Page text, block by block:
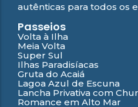
autênticas para todos os
Passeios
Volta à Ilha
Meia Volta
Super Sul
Ilhas Paradisíacas
Gruta do Acaiá
Lagoa Azul de Escuna
Lancha Privativa com
Romance em Alto Mar